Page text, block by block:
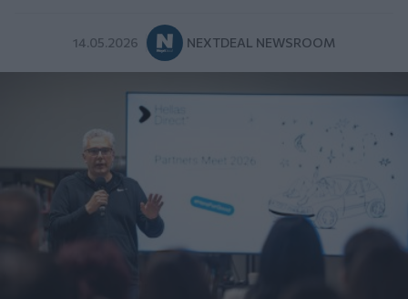
14.05.2026 NEXTDEAL NEWSROOM